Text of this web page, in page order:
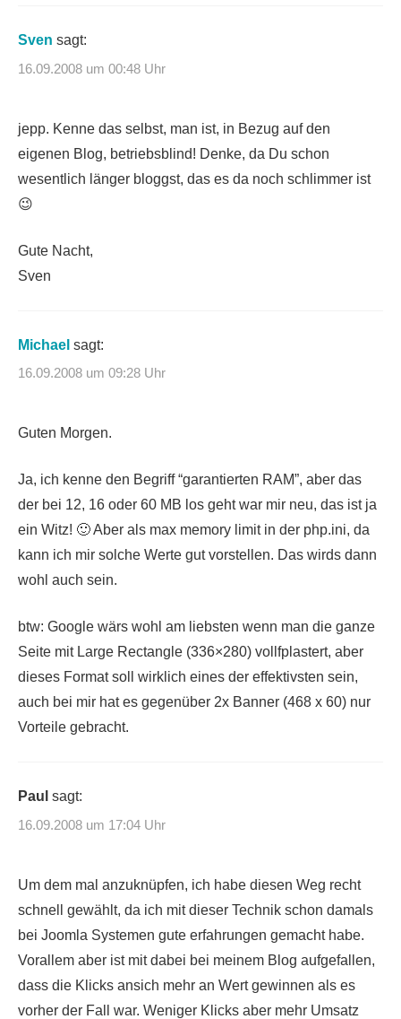
Sven sagt:
16.09.2008 um 00:48 Uhr
jepp. Kenne das selbst, man ist, in Bezug auf den
eigenen Blog, betriebsblind! Denke, da Du schon
wesentlich länger bloggst, das es da noch schlimmer ist
😉
Gute Nacht,
Sven
Michael sagt:
16.09.2008 um 09:28 Uhr
Guten Morgen.
Ja, ich kenne den Begriff “garantierten RAM”, aber das
der bei 12, 16 oder 60 MB los geht war mir neu, das ist ja
ein Witz! 🙂 Aber als max memory limit in der php.ini, da
kann ich mir solche Werte gut vorstellen. Das wirds dann
wohl auch sein.
btw: Google wärs wohl am liebsten wenn man die ganze
Seite mit Large Rectangle (336×280) vollfplastert, aber
dieses Format soll wirklich eines der effektivsten sein,
auch bei mir hat es gegenüber 2x Banner (468 x 60) nur
Vorteile gebracht.
Paul sagt:
16.09.2008 um 17:04 Uhr
Um dem mal anzuknüpfen, ich habe diesen Weg recht
schnell gewählt, da ich mit dieser Technik schon damals
bei Joomla Systemen gute erfahrungen gemacht habe.
Vorallem aber ist mit dabei bei meinem Blog aufgefallen,
dass die Klicks ansich mehr an Wert gewinnen als es
vorher der Fall war. Weniger Klicks aber mehr Umsatz